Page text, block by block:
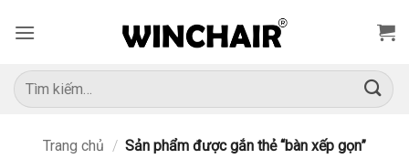
qua
dung
Tìm
kiếm:
Trang chủ / Sản phẩm được gắn thẻ “bàn xếp gọn”